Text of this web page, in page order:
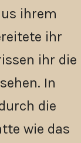
ihrem
ihr
ihr die
In
die
wie das